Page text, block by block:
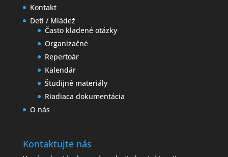
Kontakt
Deti / Mládež
Často kladené otázky
Organizačné
Repertoár
Kalendár
Študijné materiály
Riadiaca dokumentácia
O nás
Kontaktujte nás